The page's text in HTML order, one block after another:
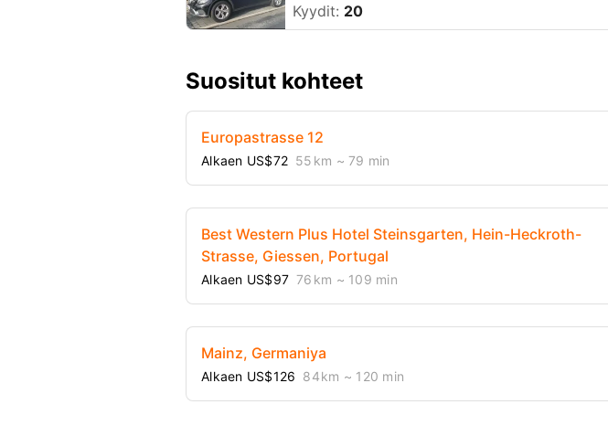
Kyydit: 20
Suositut kohteet
Europastrasse 12
Alkaen US$72 55 km ~ 79 min
Best Western Plus Hotel Steinsgarten, Hein-Heckroth-
Strasse, Giessen, Portugal
Alkaen US$97 76 km ~ 109 min
Mainz, Germaniya
Alkaen US$126 84 km ~ 120 min